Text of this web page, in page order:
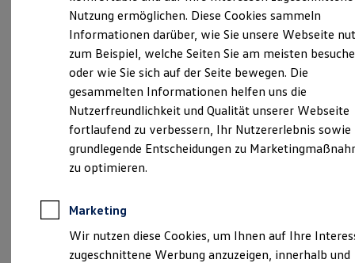
Zertifizierte Gebrauchtwagen
Finanzierung
Für Privatkunden
Für Gewerbekunden
Leasing
Für Privatkunden
Für Gewerbekunden
Versicherungen & Garantien
Garantien
Kfz-Versicherung für Nutzfahrzeuge
Restschuldversicherung
Wartungsverträge
Besitzer & Service
Sommer-Special
Reparatur, Pflege & Inspektion
Servicetermin anfragen
Service-Vorteile bei Volkswagen Nutzfahrzeuge
Polmerheide 12, 59510 Lippetal
info@auto-vester.de
+49 2527 404
Montag-Freitag 07:30-17:30 Uhr
Samstag
08:00 -12:00 Uhr
Ansprechpartner
Nutzung ermöglichen. Diese Cookies sammeln
Informationen darüber, wie Sie unsere Webseite
zum Beispiel, welche Seiten Sie am meisten
oder wie Sie sich auf der Seite bewegen. Die
gesammelten Informationen helfen uns die
Nutzerfreundlichkeit und Qualität unserer Webseite
fortlaufend zu verbessern, Ihr Nutzererlebnis sowie
grundlegende Entscheidungen zu
zu optimieren.
Marketing
Wir nutzen diese Cookies, um Ihnen auf Ihre
zugeschnittene Werbung anzuzeigen, innerhalb und